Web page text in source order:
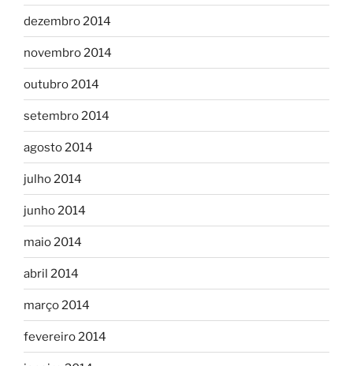
dezembro 2014
novembro 2014
outubro 2014
setembro 2014
agosto 2014
julho 2014
junho 2014
maio 2014
abril 2014
março 2014
fevereiro 2014